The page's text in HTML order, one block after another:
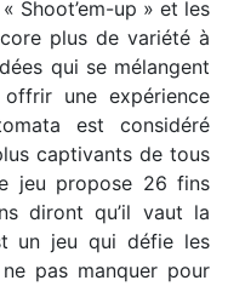
Shoot’em-up » et les
plus de variété à
qui se mélangent
une expérience
est considéré
captivants de tous
jeu propose 26 fins
diront qu’il vaut la
un jeu qui défie les
pas manquer pour